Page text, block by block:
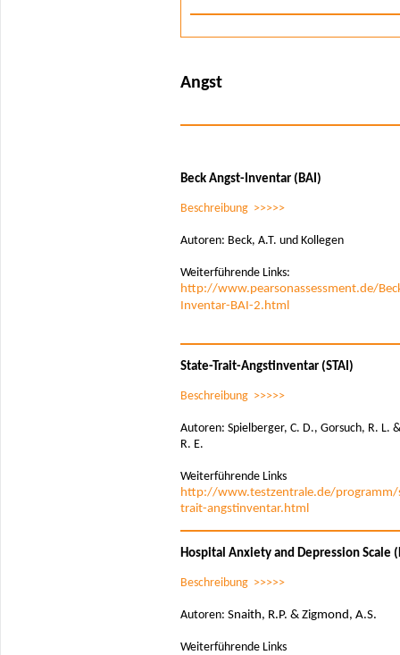
Angst
Beck Angst-Inventar (BAI)
Beschreibung >>>>>
Autoren: Beck, A.T. und Kollegen
Weiterführende Links:
http://www.pearsonassessment.de/
Inventar-BAI-2.html
State-Trait-Angstinventar (STAI)
Beschreibung >>>>>
Autoren: Spielberger, C. D., Gorsuch, R. L.
R. E.
Weiterführende Links
http://www.testzentrale.de/programm/
trait-angstinventar.html
Hospital Anxiety and Depression Scale
Beschreibung >>>>>
Autoren: Snaith, R.P. & Zigmond, A.S.
Weiterführende Links